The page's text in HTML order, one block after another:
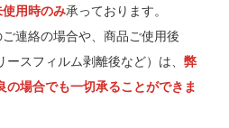
用時のみ承っております。
連絡の場合や、商品ご使用後
ースフィルム剥離後など）は、 弊
の場合でも一切承ることができま